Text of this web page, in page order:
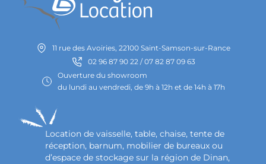
11 rue des Avoiries, 22100 Saint-Samson-sur-Rance
02 96 87 90 22 / 07 82 87 09 63
Ouverture du showroom
du lundi au vendredi, de 9h à 12h et de 14h à 17h
Location de vaisselle, table, chaise, tente de
réception, barnum, mobilier de bureaux ou
d’espace de stockage sur la région de Dinan,